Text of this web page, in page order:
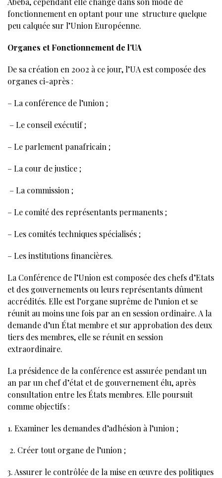
fonctionnement en optant pour une structure quelque
peu calquée sur l’Union Européenne.
Organes et Fonctionnement de l’UA
De sa création en 2002 à ce jour, l’UA est composée des
organes ci-après :
– La conférence de l’union ;
– Le conseil exécutif ;
– Le parlement panafricain ;
– La cour de justice ;
– La commission ;
– Le comité des représentants permanents ;
– Les comités techniques spécialisés ;
– Les institutions financières.
La Conférence de l’Union est composée des chefs d’Etats
et des gouvernements ou leurs représentants dûment
accrédités. Elle est l’organe suprême de l’union et se
réunit au moins une fois par an en session ordinaire. A la
demande d’un État membre et sur approbation des deux
tiers des membres, elle se réunit en session
extraordinaire.
La présidence de la conférence est assurée pendant un
an par un chef d’état et de gouvernement élu, après
consultation entre les États membres. Elle poursuit
comme objectifs :
1. Examiner les demandes d’adhésion à l’union ;
2. Créer tout organe de l’union ;
3. Assurer le contrôlée de la mise en œuvre des politiques